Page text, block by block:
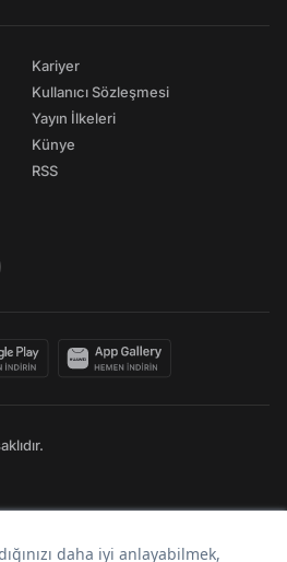
Kariyer
Kullanıcı Sözleşmesi
Yayın İlkeleri
Künye
RSS